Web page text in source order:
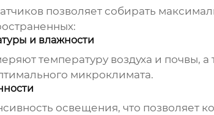
позволяет собирать
и влажности
температуру воздуха и почвы,
микроклимата.
освещения, что позволяет